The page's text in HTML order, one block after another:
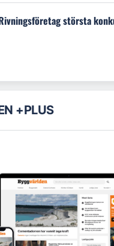
största
+PLUS